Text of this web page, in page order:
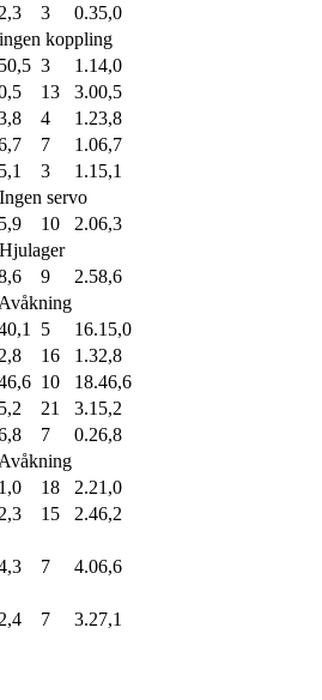
3
0.35,0
koppling
3
1.14,0
13
3.00,5
4
1.23,8
7
1.06,7
3
1.15,1
servo
10
2.06,3
9
2.58,6
5
16.15,0
16
1.32,8
10
18.46,6
21
3.15,2
7
0.26,8
18
2.21,0
15
2.46,2
7
4.06,6
7 3.27,1